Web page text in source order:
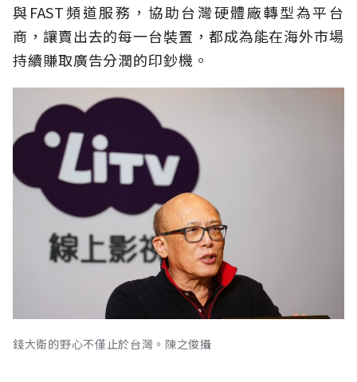
與FAST頻道服務，協助台灣硬體廠轉型為平台
商，讓賣出去的每一台裝置，都成為能在海外市場
持續賺取廣告分潤的印鈔機。
錢大衛的野心不僅止於台灣。陳之俊攝